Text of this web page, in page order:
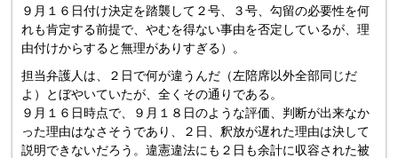
９月１６日付け決定を踏襲して２号、３号、勾留の必要性を何
れも肯定する前提で、やむを得ない事由を否定しているが、理
由付けからすると無理がありすぎる）。
担当弁護人は、２日で何が違うんだ（左陪席以外全部同じだ
よ）とぼやいていたが、全くその通りである。
９月１６日時点で、９月１８日のような評価、判断が出来なか
った理由はなさそうであり、２日、釈放が遅れた理由は決して
説明できないだろう。違憲違法にも２日も余計に収容された被